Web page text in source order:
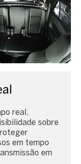
real,
sobre
em tempo
em